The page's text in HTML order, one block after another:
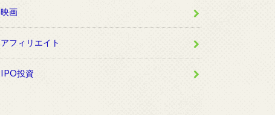
映画
アフィリエイト
IPO投資